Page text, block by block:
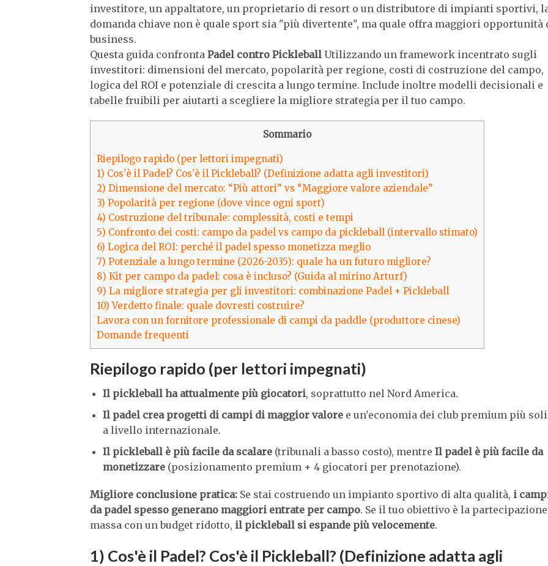
investitore, un appaltatore, un proprietario di resort o un distributore di impianti sportivi,
domanda chiave non è quale sport sia "più divertente", ma quale offra maggiori opportunità
business.
Questa guida confronta Padel contro Pickleball Utilizzando un framework incentrato sugli
investitori: dimensioni del mercato, popolarità per regione, costi di costruzione del campo,
logica del ROI e potenziale di crescita a lungo termine. Include inoltre modelli decisionali e
tabelle fruibili per aiutarti a scegliere la migliore strategia per il tuo campo.
Sommario
Riepilogo rapido (per lettori impegnati)
1) Cos'è il Padel? Cos'è il Pickleball? (Definizione adatta agli investitori)
2) Dimensione del mercato: “Più attori” vs “Maggiore valore aziendale”
3) Popolarità per regione (dove vince ogni sport)
4) Costruzione del tribunale: complessità, costi e tempi
5) Confronto dei costi: campo da padel vs campo da pickleball (intervallo stimato)
6) Logica del ROI: perché il padel spesso monetizza meglio
7) Potenziale a lungo termine (2026-2035): quale ha un futuro migliore?
8) Kit per campo da padel: cosa è incluso? (Guida al mirino Arturf)
9) La migliore strategia per gli investitori: combinazione Padel + Pickleball
10) Verdetto finale: quale dovresti costruire?
Lavora con un fornitore professionale di campi da paddle (produttore cinese)
Domande frequenti
Riepilogo rapido (per lettori impegnati)
Il pickleball ha attualmente più giocatori, soprattutto nel Nord America.
Il padel crea progetti di campi di maggior valoree un'economia dei club premium più
a livello internazionale.
Il pickleball è più facile da scalare(tribunali a basso costo), mentre Il padel è più facile da
monetizzare(posizionamento premium + 4 giocatori per prenotazione).
Migliore conclusione pratica: Se stai costruendo un impianto sportivo di alta qualità, i
da padel spesso generano maggiori entrate per campo. Se il tuo obiettivo è la
massa con un budget ridotto, il pickleball si espande più velocemente.
1) Cos'è il Padel? Cos'è il Pickleball? (Definizione adatta agli